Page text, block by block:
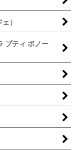
）
プティ ボノー